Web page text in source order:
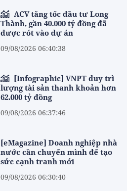
Thành, gần 40.000 tỷ đồng đã
được rót vào dự án
09/08/2026 06:40:38
lượng tài sản thanh khoản hơn
62.000 tỷ đồng
09/08/2026 06:37:46
[eMagazine] Doanh nghiệp nhà
nước cần chuyển mình để tạo
sức cạnh tranh mới
09/08/2026 06:30:40